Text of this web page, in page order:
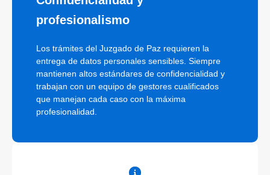
profesionalismo
Los trámites del Juzgado de Paz requieren la
entrega de datos personales sensibles. Siempre
mantienen altos estándares de confidencialidad y
trabajan con un equipo de gestores cualificados
que manejan cada caso con la máxima
profesionalidad.